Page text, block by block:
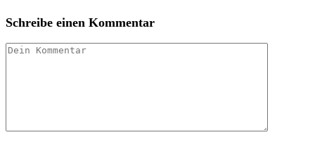
Schreibe einen Kommentar